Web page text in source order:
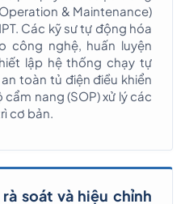
& Maintenance)
Các kỹ sư tự động hóa
công nghệ, huấn luyện
lập hệ thống chạy tự
toàn tủ điện điều khiển
nang (SOP) xử lý các
cơ bản.
soát và hiệu chỉnh